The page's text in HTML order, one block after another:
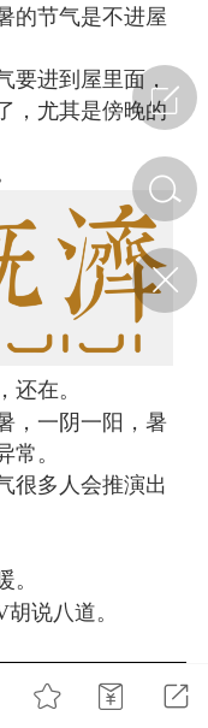
问答
2
经视角
的节气是不进屋
要进到屋里面，
，尤其是傍晚的
还在。
，一阴一阳，暑
常。
很多人会推演出
。
说八道。